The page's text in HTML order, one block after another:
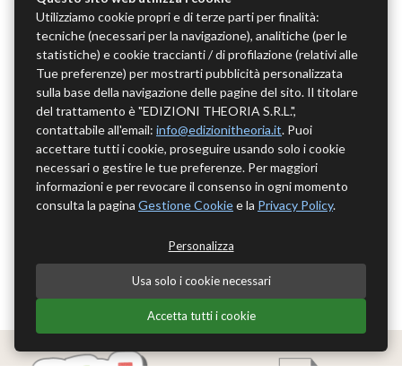
Utilizziamo cookie propri e di terze parti per finalità:
tecniche (necessari per la navigazione), analitiche (per le
statistiche) e cookie traccianti / di profilazione (relativi alle
Tue preferenze) per mostrarti pubblicità personalizzata
sulla base della navigazione delle pagine del sito. Il titolare
del trattamento è "EDIZIONI THEORIA S.R.L.",
contattabile all'email: info@edizionitheoria.it. Puoi
accettare tutti i cookie, proseguire usando solo i cookie
necessari o gestire le tue preferenze. Per maggiori
informazioni e per revocare il consenso in ogni momento
consulta la pagina Gestione Cookiee la Privacy Policy.
Personalizza
Usa solo i cookie necessari
Accetta tutti i cookie